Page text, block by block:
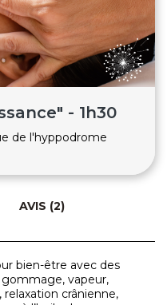
- 1h30
de l'hyppodrome
AVIS (2)
bien-être avec des
vapeur,
relaxation crânienne,